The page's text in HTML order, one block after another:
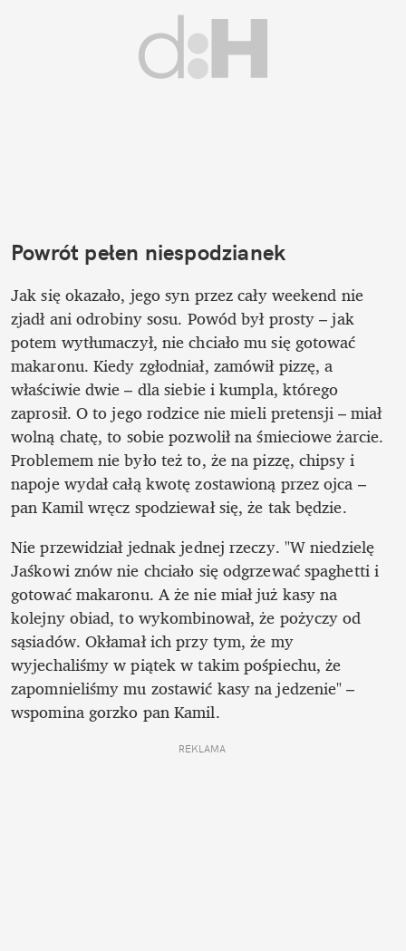
Powrót pełen niespodzianek
Jak się okazało, jego syn przez cały weekend nie
zjadł ani odrobiny sosu. Powód był prosty – jak
potem wytłumaczył, nie chciało mu się gotować
makaronu. Kiedy zgłodniał, zamówił pizzę, a
właściwie dwie – dla siebie i kumpla, którego
zaprosił. O to jego rodzice nie mieli pretensji – miał
wolną chatę, to sobie pozwolił na śmieciowe żarcie.
Problemem nie było też to, że na pizzę, chipsy i
napoje wydał całą kwotę zostawioną przez ojca –
pan Kamil wręcz spodziewał się, że tak będzie.
Nie przewidział jednak jednej rzeczy. "W niedzielę
Jaśkowi znów nie chciało się odgrzewać spaghetti i
gotować makaronu. A że nie miał już kasy na
kolejny obiad, to wykombinował, że pożyczy od
sąsiadów. Okłamał ich przy tym, że my
wyjechaliśmy w piątek w takim pośpiechu, że
zapomnieliśmy mu zostawić kasy na jedzenie" –
wspomina gorzko pan Kamil.
REKLAMA